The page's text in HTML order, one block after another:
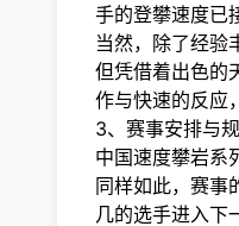
手的登攀速度已
当然，除了经验
但凭借着出色的
作与快速的反应
3、赛事安排与
中国速度攀岩系
同样如此，赛事
几的选手进入下